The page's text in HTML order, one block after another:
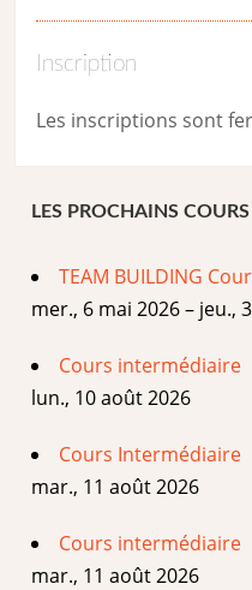
Inscription
Les inscriptions sont
LES PROCHAINS COURS
TEAM BUILDING
mer., 6 mai 2026 – jeu.,
Cours intermédiaire
lun., 10 août 2026
Cours Intermédiaire
mar., 11 août 2026
Cours intermédiaire
mar., 11 août 2026